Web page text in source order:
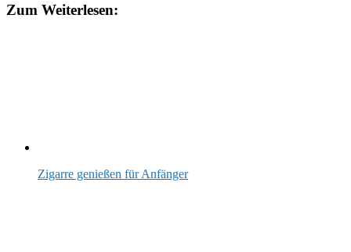
Zum Weiterlesen:
Zigarre genießen für Anfänger